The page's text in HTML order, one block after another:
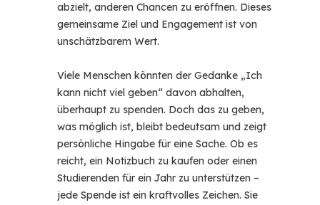
abzielt, anderen Chancen zu eröffnen. Dieses
gemeinsame Ziel und Engagement ist von
unschätzbarem Wert.
Viele Menschen könnten der Gedanke „Ich
kann nicht viel geben“ davon abhalten,
überhaupt zu spenden. Doch das zu geben,
was möglich ist, bleibt bedeutsam und zeigt
persönliche Hingabe für eine Sache. Ob es
reicht, ein Notizbuch zu kaufen oder einen
Studierenden für ein Jahr zu unterstützen –
jede Spende ist ein kraftvolles Zeichen. Sie